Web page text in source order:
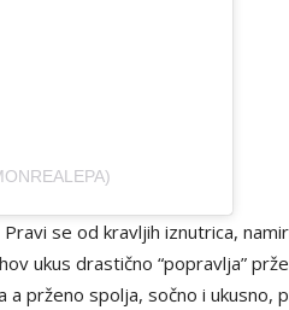
se od kravljih iznutrica,
ukus drastično “popravlja”
prženo spolja, sočno i ukusno,